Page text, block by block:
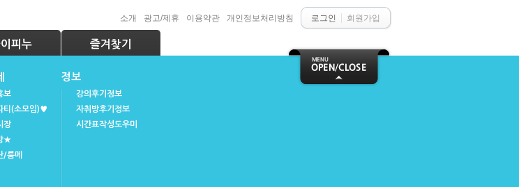
로그인
회원가입
소개 광고/제휴 이용약관 개인정보처리방침
피누 즐겨찾기
보
티(소모임)♥
장
★
/룸메
정보
강의후기정보
자취방후기정보
시간표작성도우미